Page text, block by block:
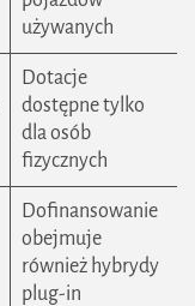
używanych
Dotacje
dostępne tylko
dla osób
fizycznych
Dofinansowanie
obejmuje
również hybrydy
plug-in